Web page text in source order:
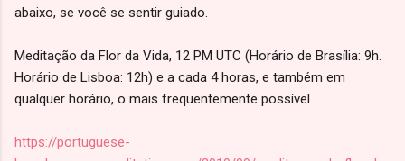
abaixo, se você se sentir guiado.
Meditação da Flor da Vida, 12 PM UTC (Horário de Brasília: 9h.
Horário de Lisboa: 12h) e a cada 4 horas, e também em
qualquer horário, o mais frequentemente possível
https://portuguese-